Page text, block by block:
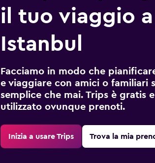
il tuo viaggio a
Istanbul
Facciamo in modo che
e viaggiare con amici o familiari
semplice che mai. Trips è gratis
utilizzato ovunque prenoti.
Inizia a usare Trips Trova la mia